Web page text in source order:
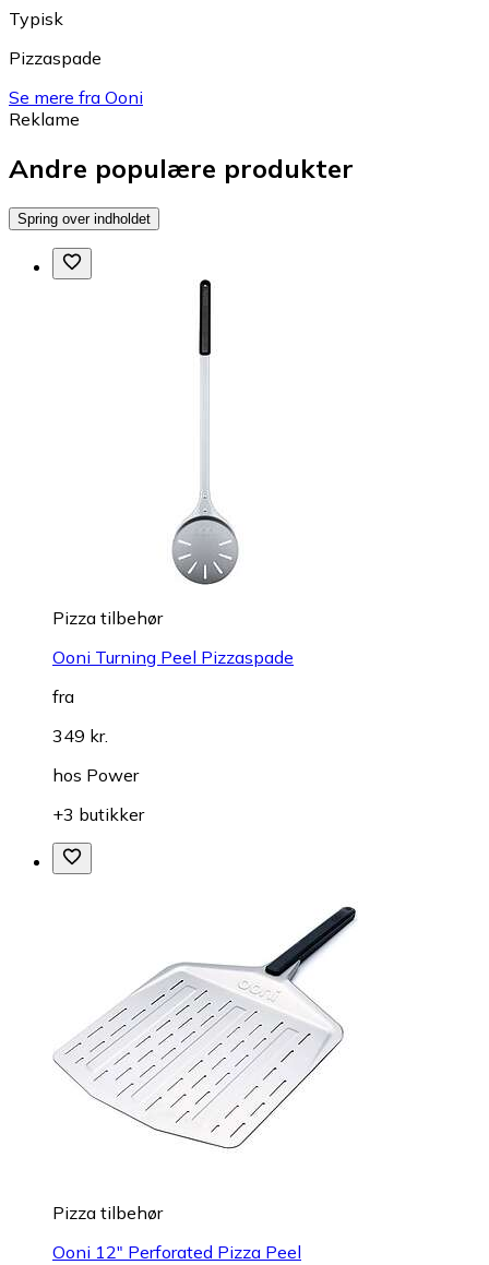
Typisk
Pizzaspade
Se mere fra Ooni
Reklame
Andre populære produkter
Spring over indholdet
Pizza tilbehør
Ooni Turning Peel Pizzaspade
fra
349 kr.
hos Power
+3 butikker
Pizza tilbehør
Ooni 12" Perforated Pizza Peel